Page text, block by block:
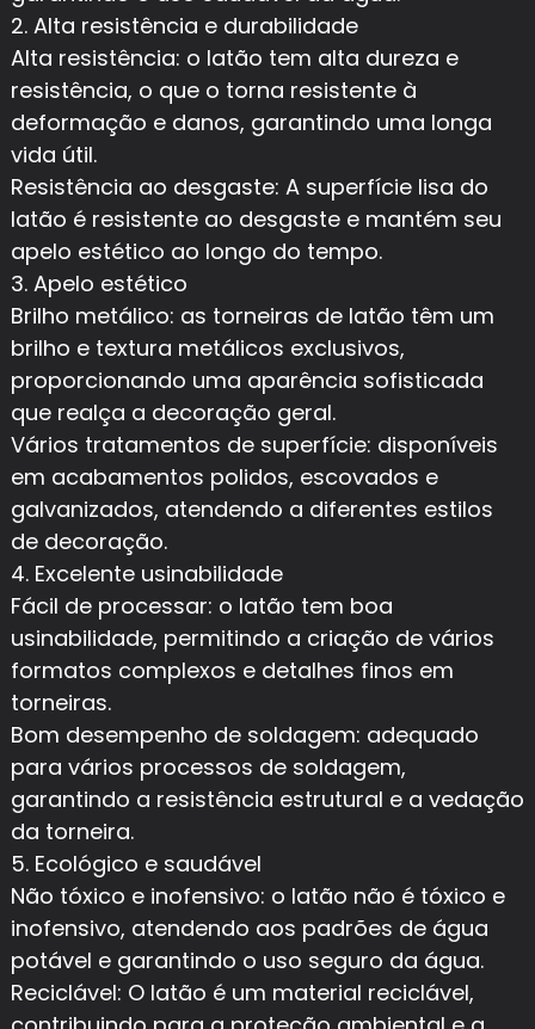
2. Alta resistência e durabilidade
Alta resistência: o latão tem alta dureza e
resistência, o que o torna resistente à
deformação e danos, garantindo uma longa
vida útil.
Resistência ao desgaste: A superfície lisa do
latão é resistente ao desgaste e mantém seu
apelo estético ao longo do tempo.
3. Apelo estético
Brilho metálico: as torneiras de latão têm um
brilho e textura metálicos exclusivos,
proporcionando uma aparência sofisticada
que realça a decoração geral.
Vários tratamentos de superfície: disponíveis
em acabamentos polidos, escovados e
galvanizados, atendendo a diferentes estilos
de decoração.
4. Excelente usinabilidade
Fácil de processar: o latão tem boa
usinabilidade, permitindo a criação de vários
formatos complexos e detalhes finos em
torneiras.
Bom desempenho de soldagem: adequado
para vários processos de soldagem,
garantindo a resistência estrutural e a vedação
da torneira.
5. Ecológico e saudável
Não tóxico e inofensivo: o latão não é tóxico e
inofensivo, atendendo aos padrões de água
potável e garantindo o uso seguro da água.
Reciclável: O latão é um material reciclável,